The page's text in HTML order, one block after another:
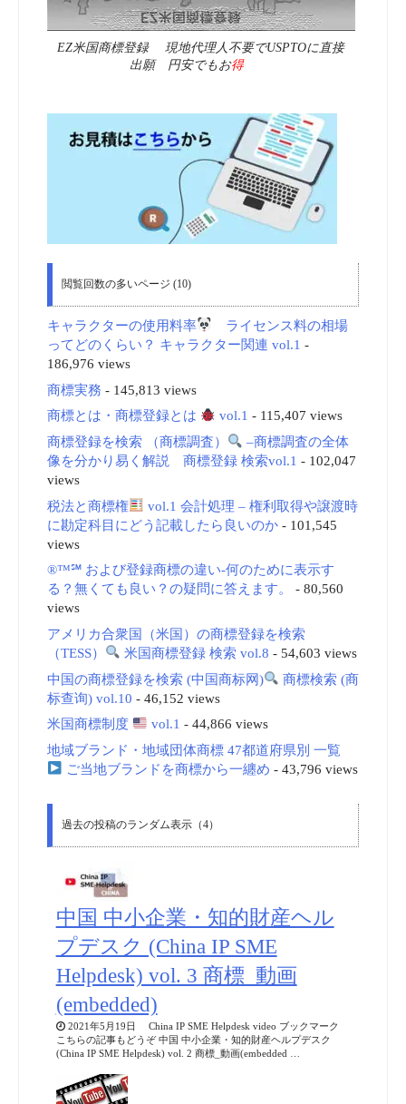
EZ米国商標登録 現地代理人不要でUSPTOに直接
出願 円安でもお得
閲覧回数の多いページ (10)
キャラクターの使用料率
ライセンス料の相場
ってどのくらい？ キャラクター関連 vol.1 -
186,976 views
商標実務 - 145,813 views
商標とは・商標登録とは
vol.1 - 115,407 views
商標登録を検索 （商標調査）
–商標調査の全体
像を分かり易く解説 商標登録 検索vol.1 - 102,047
views
税法と商標権
vol.1 会計処理 – 権利取得や譲渡時
に勘定科目にどう記載したら良いのか- 101,545
views
®™℠ および登録商標の違い-何のために表示す
る？無くても良い？の疑問に答えます。
- 80,560
views
アメリカ合衆国（米国）の商標登録を検索
（TESS）
米国商標登録 検索 vol.8 - 54,603 views
中国の商標登録を検索 (中国商标网)
商標検索 (商
标查询) vol.10 - 46,152 views
米国商標制度
vol.1 - 44,866 views
地域ブランド・地域団体商標 47都道府県別 一覧
ご当地ブランドを商標から一纏め - 43,796 views
過去の投稿のランダム表示（4）
中国 中小企業・知的財産ヘル
プデスク (China IP SME
Helpdesk) vol. 3 商標_動画
(embedded)
2021年5月19日 China IP SME Helpdesk video ブックマーク
こちらの記事もどうぞ 中国 中小企業・知的財産ヘルプデスク
(China IP SME Helpdesk) vol. 2 商標_動画(embedded …